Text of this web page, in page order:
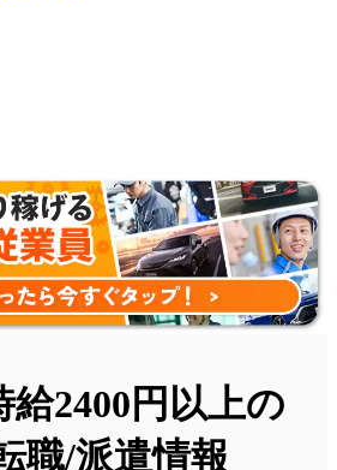
2400円以上の
職/派遣情報